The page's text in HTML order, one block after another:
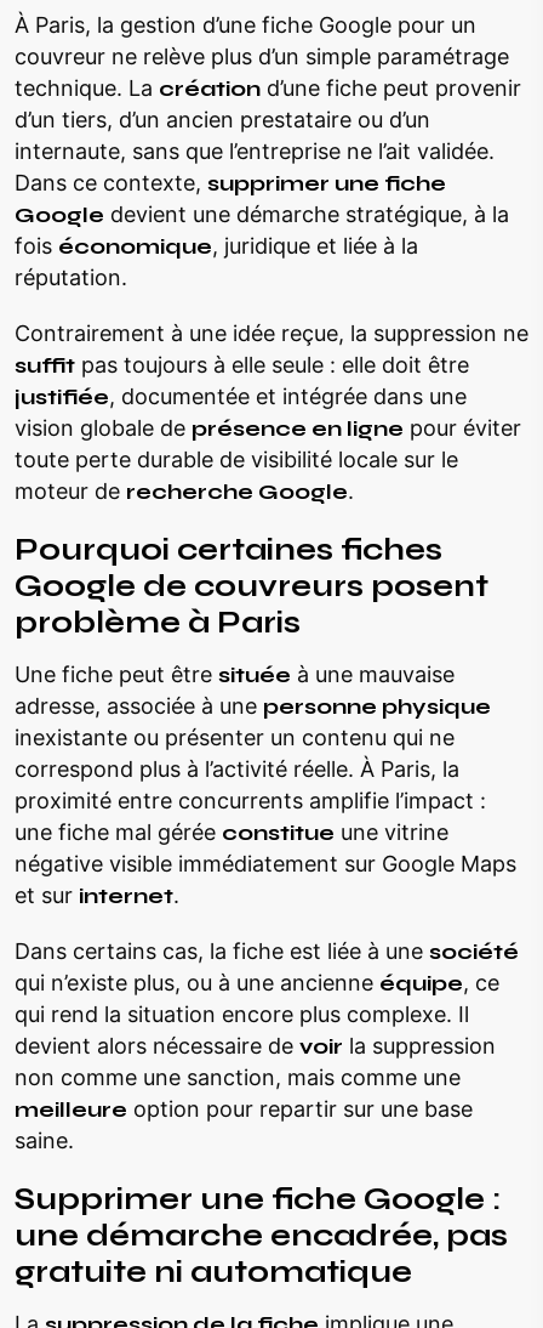
À Paris, la gestion d’une fiche Google pour un
couvreur ne relève plus d’un simple paramétrage
technique. La création d’une fiche peut provenir
d’un tiers, d’un ancien prestataire ou d’un
internaute, sans que l’entreprise ne l’ait validée.
Dans ce contexte, supprimer une fiche
Google devient une démarche stratégique, à la
fois économique, juridique et liée à la
réputation.
Contrairement à une idée reçue, la suppression ne
suffit pas toujours à elle seule : elle doit être
justifiée, documentée et intégrée dans une
vision globale de présence en ligne pour éviter
toute perte durable de visibilité locale sur le
moteur de recherche Google.
Pourquoi certaines fiches
Google de couvreurs posent
problème à Paris
Une fiche peut être située à une mauvaise
adresse, associée à une personne physique
inexistante ou présenter un contenu qui ne
correspond plus à l’activité réelle. À Paris, la
proximité entre concurrents amplifie l’impact :
une fiche mal gérée constitue une vitrine
négative visible immédiatement sur Google Maps
et sur internet.
Dans certains cas, la fiche est liée à une société
qui n’existe plus, ou à une ancienne équipe, ce
qui rend la situation encore plus complexe. Il
devient alors nécessaire de voir la suppression
non comme une sanction, mais comme une
meilleure option pour repartir sur une base
saine.
Supprimer une fiche Google :
une démarche encadrée, pas
gratuite ni automatique